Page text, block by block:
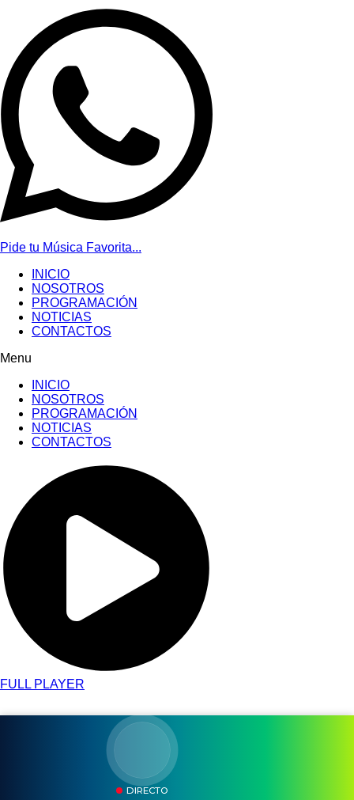
Pide tu Música Favorita...
INICIO
NOSOTROS
PROGRAMACIÓN
NOTICIAS
CONTACTOS
Menu
INICIO
NOSOTROS
PROGRAMACIÓN
NOTICIAS
CONTACTOS
FULL PLAYER
DIRECTO